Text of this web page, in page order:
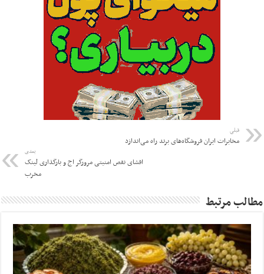
قبلی
مخابرات ایران فروشگاه‌های برند راه می‌اندازد
بعدی
افشای نقص امنیتی مرورگر اج و بارگذاری لینک
مخرب
مطالب مرتبط